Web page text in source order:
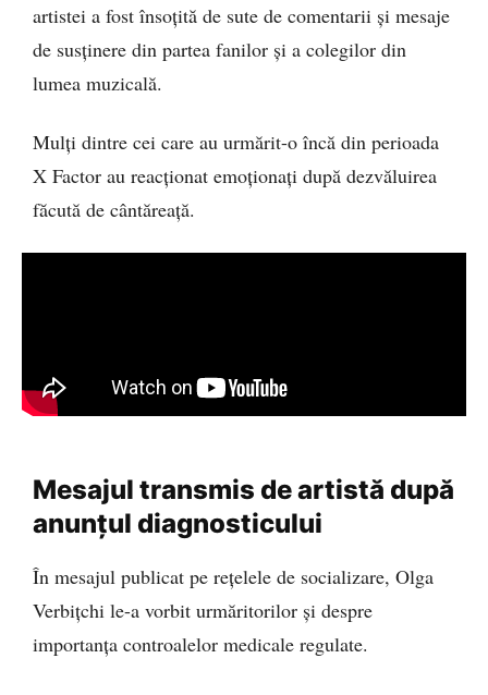
artistei a fost însoțită de sute de comentarii și mesaje
de susținere din partea fanilor și a colegilor din
lumea muzicală.
Mulți dintre cei care au urmărit-o încă din perioada
X Factor au reacționat emoționați după dezvăluirea
făcută de cântăreață.
Mesajul transmis de artistă după
anunțul diagnosticului
În mesajul publicat pe rețelele de socializare, Olga
Verbițchi le-a vorbit urmăritorilor și despre
importanța controalelor medicale regulate.